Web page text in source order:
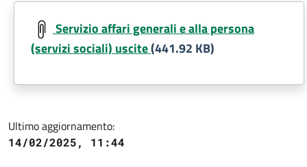
Document
Servizio affari generali e alla persona
(servizi sociali) uscite(441.92 KB)
Ultimo aggiornamento:
14/02/2025, 11:44